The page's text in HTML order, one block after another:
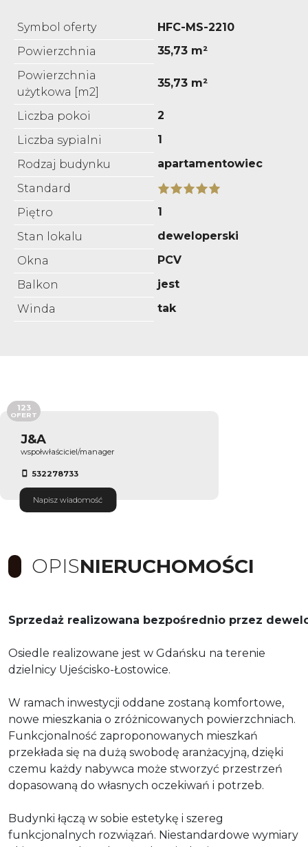
Symbol oferty
HFC-MS-2210
Powierzchnia
35,73 m²
Powierzchnia
użytkowa [m2]
35,73 m²
Liczba pokoi
2
Liczba sypialni
1
Rodzaj budynku
apartamentowiec
Standard
Piętro
1
Stan lokalu
deweloperski
Okna
PCV
Balkon
jest
Winda
tak
J&A
wspołwłaściciel/manager
532278733
Napisz wiadomość
123
OFERT
OPISNIERUCHOMOŚCI
Sprzedaż realizowana bezpośrednio przez
Osiedle realizowane jest w Gdańsku na terenie
dzielnicy Ujeścisko-Łostowice.
W ramach inwestycji oddane zostaną komfortowe,
nowe mieszkania o zróżnicowanych powierzchniach.
Funkcjonalność zaproponowanych mieszkań
przekłada się na dużą swobodę aranżacyjną, dzięki
czemu każdy nabywca może stworzyć przestrzeń
dopasowaną do własnych oczekiwań i potrzeb.
Budynki łączą w sobie estetykę i szereg
funkcjonalnych rozwiązań. Niestandardowe wymiary